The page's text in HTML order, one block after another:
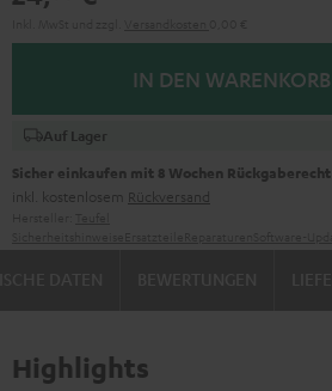
IN DEN WARENKORB
Auf Lager
Sicher einkaufen mit 8 Wochen Rückgaberecht
inkl. kostenlosem Rückversand
Highlights